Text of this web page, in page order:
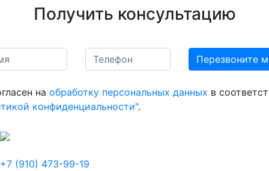
Получить консультацию
на обработку персональных данных в
конфиденциальности".
+7 (910) 473-99-19